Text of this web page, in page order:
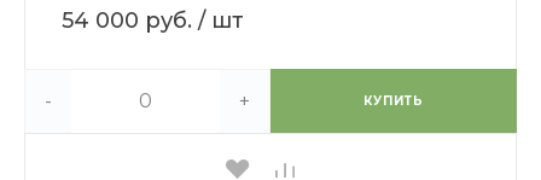
54 000 руб. / шт
- + КУПИТЬ